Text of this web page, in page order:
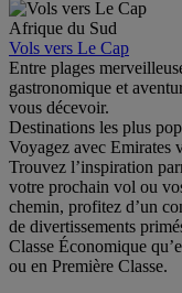
Afrique du Sud
Vols vers Le Cap
Entre plages
gastronomique et
vous décevoir.
Destinations les plus
Voyagez avec Emirates
Trouvez l’inspiration
votre prochain vol ou
chemin, profitez d’un
de divertissements
Classe Économique
ou en Première Classe.